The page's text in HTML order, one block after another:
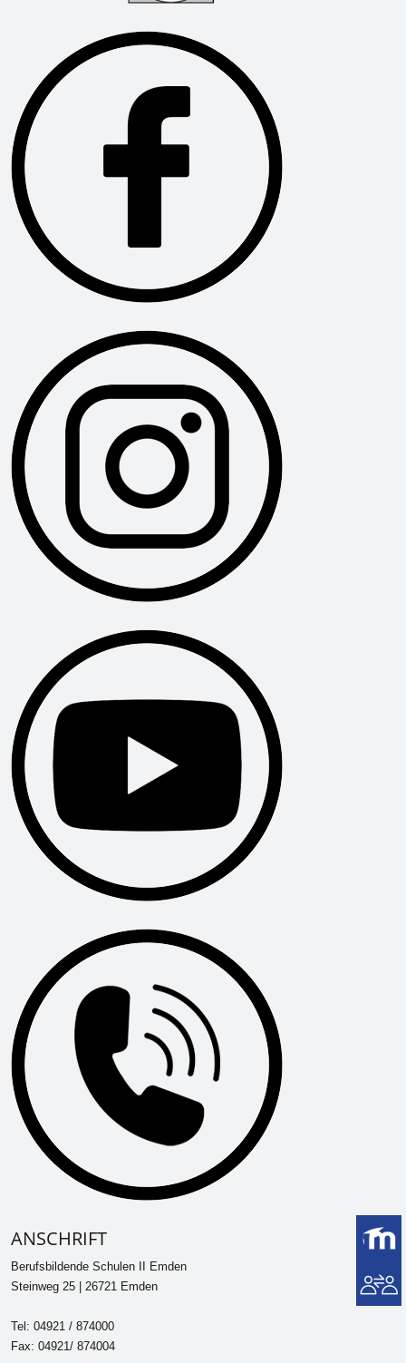
ANSCHRIFT
Berufsbildende Schulen II Emden
Steinweg 25 | 26721 Emden
Tel: 04921 / 874000
Fax: 04921/ 874004